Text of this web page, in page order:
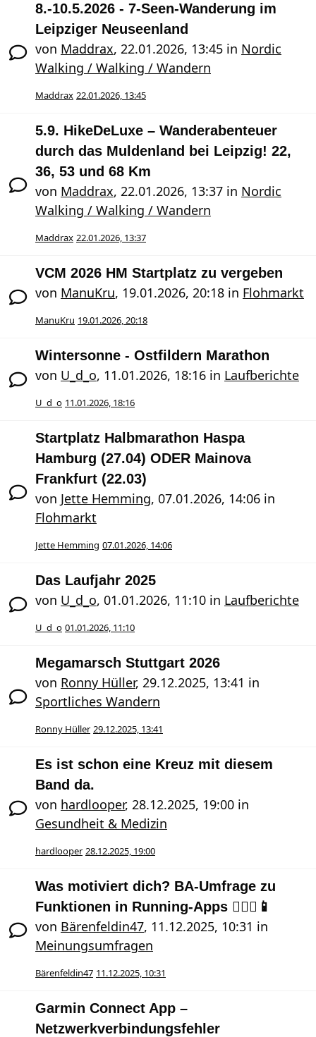
8.-10.5.2026 - 7-Seen-Wanderung im
Leipziger Neuseenland
von Maddrax, 22.01.2026, 13:45 in Nordic
Walking / Walking / Wandern
Maddrax 22.01.2026, 13:45
5.9. HikeDeLuxe – Wanderabenteuer
durch das Muldenland bei Leipzig! 22,
36, 53 und 68 Km
von Maddrax, 22.01.2026, 13:37 in Nordic
Walking / Walking / Wandern
Maddrax 22.01.2026, 13:37
VCM 2026 HM Startplatz zu vergeben
von ManuKru, 19.01.2026, 20:18 in Flohmarkt
ManuKru 19.01.2026, 20:18
Wintersonne - Ostfildern Marathon
von U_d_o, 11.01.2026, 18:16 in Laufberichte
U_d_o 11.01.2026, 18:16
Startplatz Halbmarathon Haspa
Hamburg (27.04) ODER Mainova
Frankfurt (22.03)
von Jette Hemming, 07.01.2026, 14:06 in
Flohmarkt
Jette Hemming 07.01.2026, 14:06
Das Laufjahr 2025
von U_d_o, 01.01.2026, 11:10 in Laufberichte
U_d_o 01.01.2026, 11:10
Megamarsch Stuttgart 2026
von Ronny Hüller, 29.12.2025, 13:41 in
Sportliches Wandern
Ronny Hüller 29.12.2025, 13:41
Es ist schon eine Kreuz mit diesem
Band da.
von hardlooper, 28.12.2025, 19:00 in
Gesundheit & Medizin
hardlooper 28.12.2025, 19:00
Was motiviert dich? BA-Umfrage zu
Funktionen in Running-Apps 🏃🏻‍♀️📱
von Bärenfeldin47, 11.12.2025, 10:31 in
Meinungsumfragen
Bärenfeldin47 11.12.2025, 10:31
Garmin Connect App –
Netzwerkverbindungsfehler